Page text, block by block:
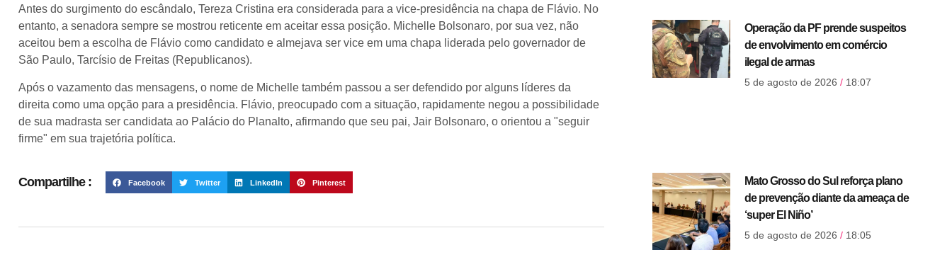
Antes do surgimento do escândalo, Tereza Cristina era considerada para a vice-presidência na chapa de Flávio. No
entanto, a senadora sempre se mostrou reticente em aceitar essa posição. Michelle Bolsonaro, por sua vez, não
aceitou bem a escolha de Flávio como candidato e almejava ser vice em uma chapa liderada pelo governador de
São Paulo, Tarcísio de Freitas (Republicanos).
Após o vazamento das mensagens, o nome de Michelle também passou a ser defendido por alguns líderes da
direita como uma opção para a presidência. Flávio, preocupado com a situação, rapidamente negou a possibilidade
de sua madrasta ser candidata ao Palácio do Planalto, afirmando que seu pai, Jair Bolsonaro, o orientou a "seguir
firme" em sua trajetória política.
Compartilhe : Facebook Twitter LinkedIn Pinterest
Operação da PF prende suspeitos
de envolvimento em comércio
ilegal de armas
5 de agosto de 2026 18:07
Mato Grosso do Sul reforça plano
de prevenção diante da ameaça de
‘super El Niño’
5 de agosto de 2026 18:05